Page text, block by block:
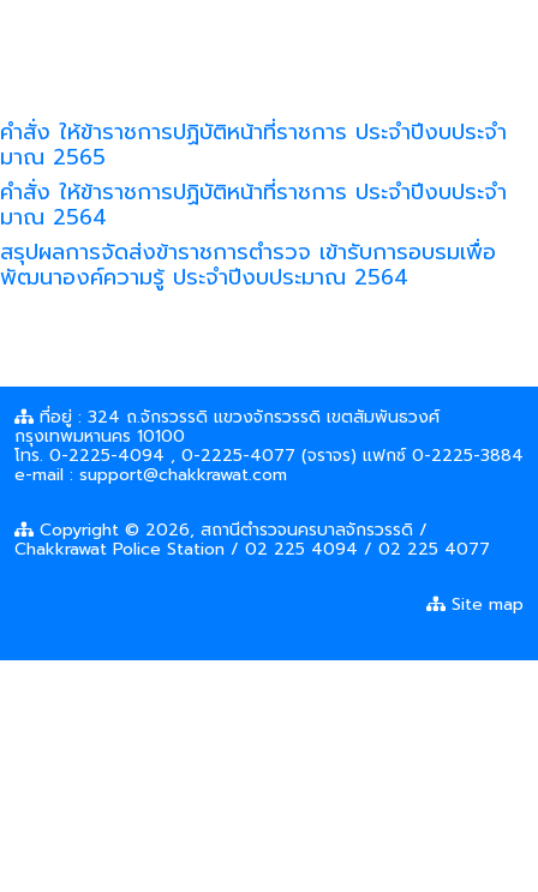
คำสั่ง ให้ข้าราชการปฏิบัติหน้าที่ราชการ ประจำปีงบประจำ
มาณ 2565
คำสั่ง ให้ข้าราชการปฏิบัติหน้าที่ราชการ ประจำปีงบประจำ
มาณ 2564
สรุปผลการจัดส่งข้าราชการตำรวจ เข้ารับการอบรมเพื่อ
พัฒนาองค์ความรู้ ประจำปีงบประมาณ 2564
ที่อยู่ : 324 ถ.จักรวรรดิ แขวงจักรวรรดิ เขตสัมพันธวงศ์
กรุงเทพมหานคร 10100
โทร. 0-2225-4094 , 0-2225-4077 (จราจร) แฟกซ์ 0-2225-3884
e-mail : support@chakkrawat.com
Copyright © 2026, สถานีตำรวจนครบาลจักรวรรดิ /
Chakkrawat Police Station / 02 225 4094 / 02 225 4077
Site map